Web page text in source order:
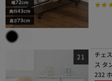
チェ
ス タ
232